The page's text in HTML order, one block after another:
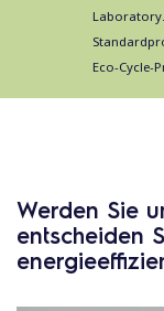
Eco-Cycle-
Werden Sie
entscheiden